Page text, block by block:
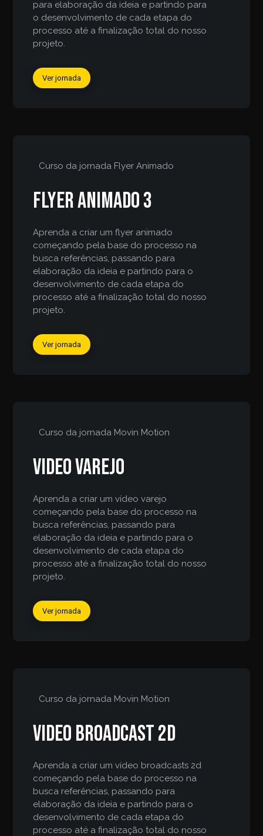
para elaboração da ideia e partindo para
o desenvolvimento de cada etapa do
processo até a finalização total do nosso
projeto.
Ver jornada
Curso da jornada Flyer Animado
Flyer animado 3
Aprenda a criar um flyer animado
começando pela base do processo na
busca referências, passando para
elaboração da ideia e partindo para o
desenvolvimento de cada etapa do
processo até a finalização total do nosso
projeto.
Ver jornada
Curso da jornada Movin Motion
Video varejo
Aprenda a criar um vídeo varejo
começando pela base do processo na
busca referências, passando para
elaboração da ideia e partindo para o
desenvolvimento de cada etapa do
processo até a finalização total do nosso
projeto.
Ver jornada
Curso da jornada Movin Motion
Video broadcast 2d
Aprenda a criar um vídeo broadcasts 2d
começando pela base do processo na
busca referências, passando para
elaboração da ideia e partindo para o
desenvolvimento de cada etapa do
processo até a finalização total do nosso